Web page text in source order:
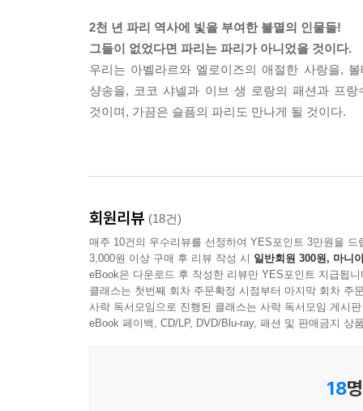
2천 년 파리 역사에 빛을 부여한 불멸의 인물들!
그들이 없었다면 파리는 파리가 아니었을 것이다.
우리는 아벨라르와 엘로이즈의 애절한 사랑을,
샹송을, 코코 샤넬과 이브 생 로랑의 패션과 프
것이며, 가끔은 슬픔의 파리도 만나게 될 것이다.
회원리뷰 (18건)
매주 10건의 우수리뷰를 선정하여 YES포인트 3만원을 드
3,000원 이상 구매 후 리뷰 작성 시 일반회원 300원, 마니
eBook은 다운로드 후 작성한 리뷰만 YES포인트 지급됩니
클래스는 첫번째 회차 주문확정 시점부터 마지막 회차 주
사락 독서모임으로 진행된 클래스는 사락 독서모임 게시
eBook 페이백, CD/LP, DVD/Blu-ray, 패션 및 판매금지 상
18